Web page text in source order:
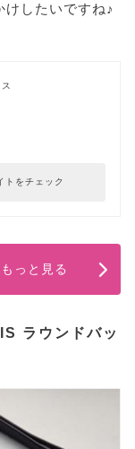
したいですね♪
トをチェック
っと見る
ラウンドバッ